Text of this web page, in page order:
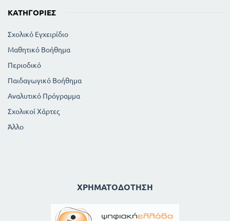
ΚΑΤΗΓΟΡΊΕΣ
Σχολικό Εγχειρίδιο
Μαθητικό Βοήθημα
Περιοδικό
Παιδαγωγικό Βοήθημα
Αναλυτικό Πρόγραμμα
Σχολικοί Χάρτες
Άλλο
ΧΡΗΜΑΤΟΔΌΤΗΣΗ